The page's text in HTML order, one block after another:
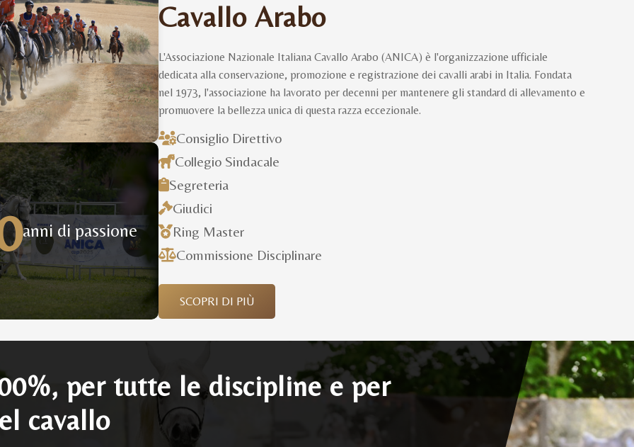
anni di passione
Cavallo Arabo
L'Associazione Nazionale Italiana Cavallo Arabo (ANICA) è l'organizzazione ufficiale
dedicata alla conservazione, promozione e registrazione dei cavalli arabi in Italia. Fondata
nel 1973, l'associazione ha lavorato per decenni per mantenere gli standard di allevamento e
promuovere la bellezza unica di questa razza eccezionale.
Consiglio Direttivo
Collegio Sindacale
Segreteria
Giudici
Ring Master
Commissione Disciplinare
SCOPRI DI PIÙ
per tutte le discipline e per
cavallo